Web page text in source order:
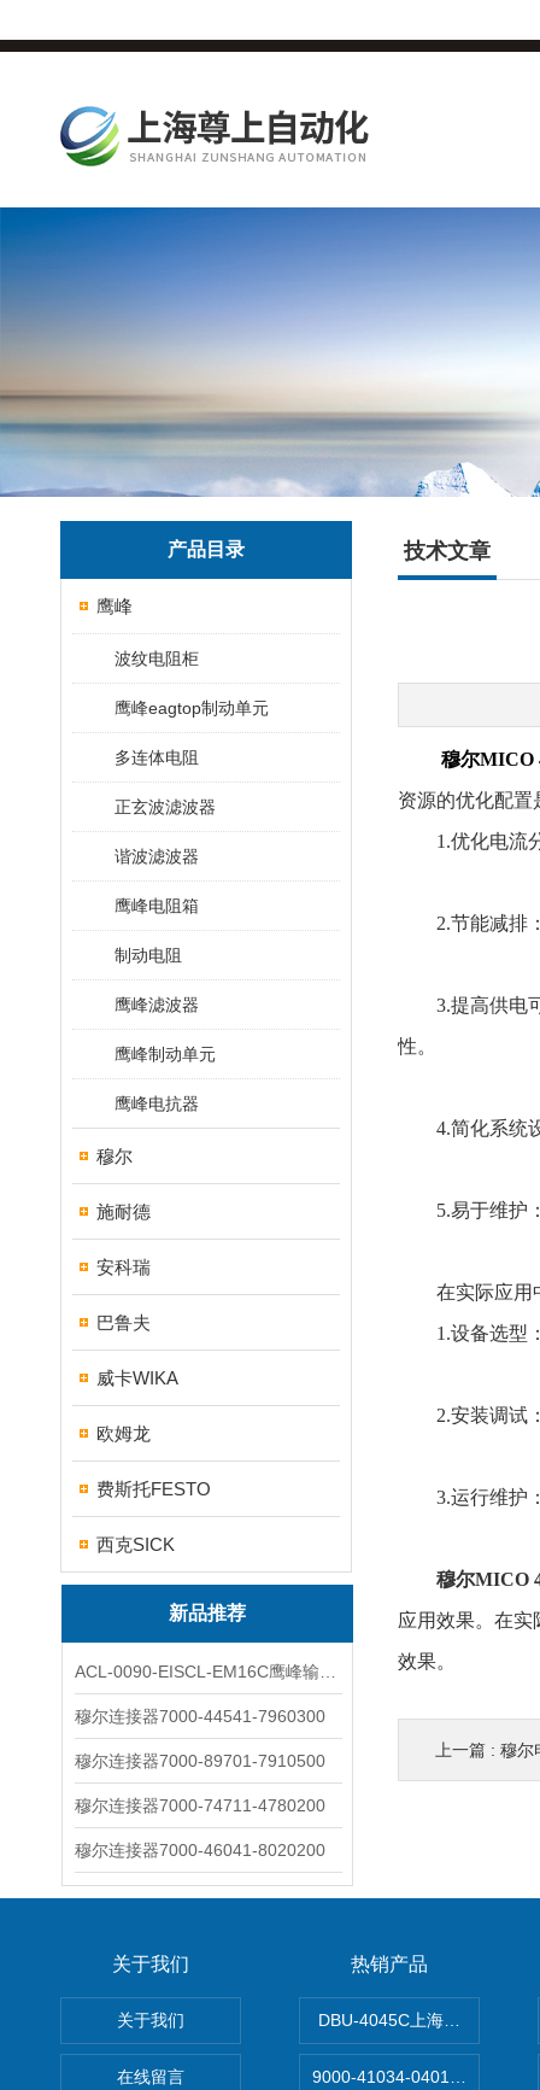
产品目录
鹰峰
波纹电阻柜
鹰峰eagtop制动单元
多连体电阻
正玄波滤波器
谐波滤波器
鹰峰电阻箱
制动电阻
鹰峰滤波器
鹰峰制动单元
鹰峰电抗器
穆尔
施耐德
安科瑞
巴鲁夫
威卡WIKA
欧姆龙
费斯托FESTO
西克SICK
新品推荐
穆尔连接器7000-44541-7960300
穆尔连接器7000-89701-7910500
穆尔连接器7000-74711-4780200
穆尔连接器7000-46041-8020200
技术文章
穆尔MICO
资源的优化配
1.优化电流分
2.节能减排：
3.提高供电可
性。
4.简化系统设
5.易于维护：
在实际应用
1.设备选型：
2.安装调试：
3.运行维护：
穆尔MICO
应用效果。在
效果。
上一篇 : 穆尔电
关于我们
关于我们
在线留言
热销产品
DBU-4045C上海鹰峰制动单
9000-41034-0401000穆尔